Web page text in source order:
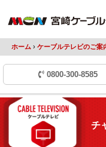
ホーム › ケーブルテレビのご案
0800-300-8585
チ